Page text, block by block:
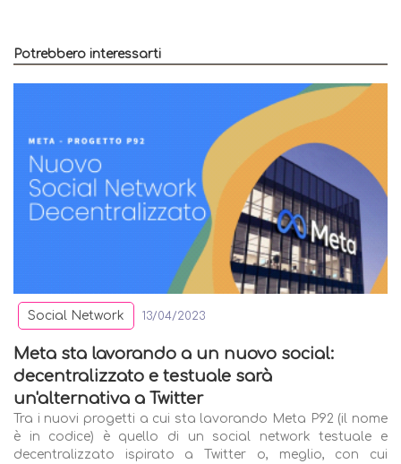
Potrebbero interessarti
Social Network 13/04/2023
Meta sta lavorando a un nuovo social:
decentralizzato e testuale sarà
un'alternativa a Twitter
Tra i nuovi progetti a cui sta lavorando Meta P92 (il nome
è in codice) è quello di un social network testuale e
decentralizzato ispirato a Twitter o, meglio, con cui